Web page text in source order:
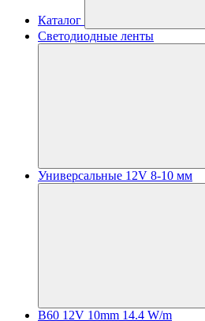
Каталог
Светодиодные ленты
Универсальные 12V 8-10 мм
B60 12V 10mm 14.4 W/m